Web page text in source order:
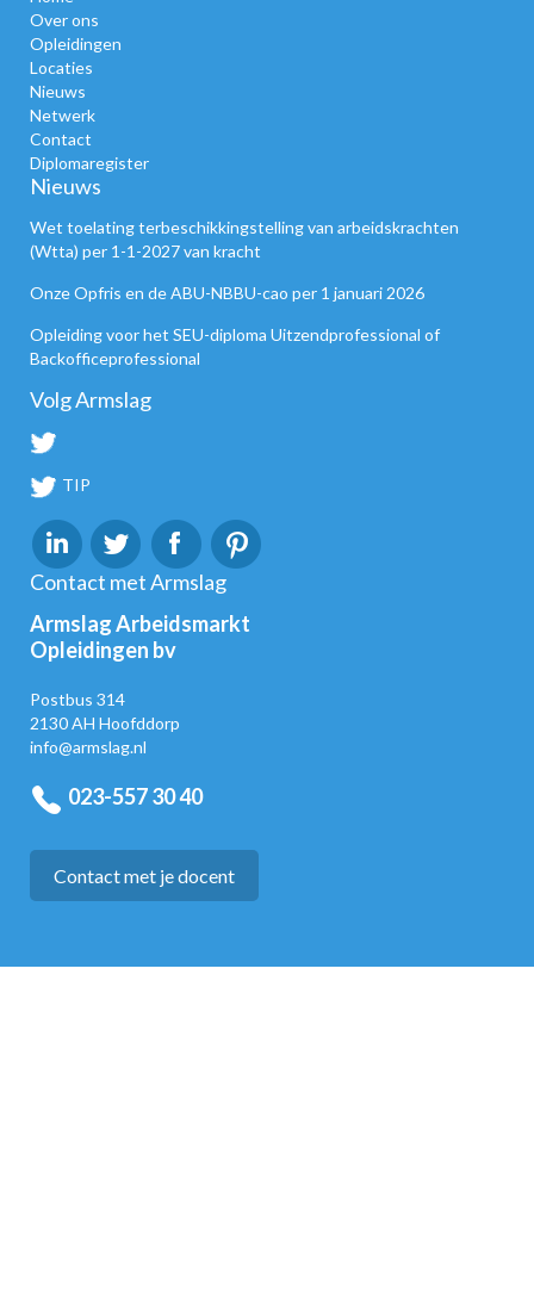
Over ons
Opleidingen
Locaties
Nieuws
Netwerk
Contact
Diplomaregister
Nieuws
Wet toelating terbeschikkingstelling van arbeidskrachten
(Wtta) per 1-1-2027 van kracht
Onze Opfris en de ABU-NBBU-cao per 1 januari 2026
Opleiding voor het SEU-diploma Uitzendprofessional of
Backofficeprofessional
Volg Armslag
TIP
Contact met Armslag
Armslag Arbeidsmarkt
Opleidingen bv
Postbus 314
2130 AH Hoofddorp
info@armslag.nl
023-557 30 40
Contact met je docent